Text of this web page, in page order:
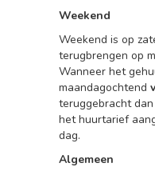
Weekend
Weekend is op
terugbrengen op
Wanneer het
maandagochtend
teruggebracht
het huurtarief
dag.
Algemeen